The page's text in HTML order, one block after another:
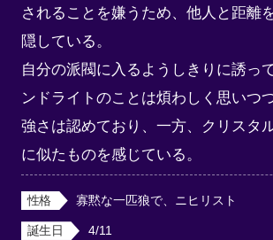
されることを嫌うため、他人と距離
隠している。
自分の派閥に入るようしきりに誘っ
ンドライトのことは煩わしく思いつ
強さは認めており、一方、クリスタ
に似たものを感じている。
性格 寡黙な一匹狼で、ニヒリスト
誕生日 4/11